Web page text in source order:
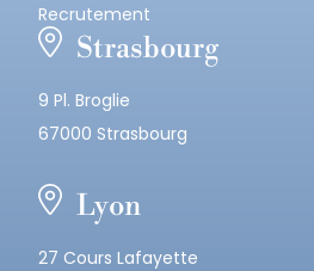
Recrutement
Strasbourg
9 Pl. Broglie
67000 Strasbourg
Lyon
27 Cours Lafayette